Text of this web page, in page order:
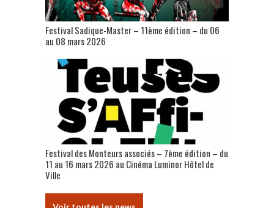
Festival Sadique-Master – 11ème édition – du 06
au 08 mars 2026
Festival des Monteurs associés – 7ème édition – du
11 au 16 mars 2026 au Cinéma Luminor Hôtel de
Ville